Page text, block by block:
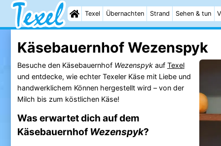
Texel Übernachten Strand Sehen & tun
Käsebauernhof Wezenspyk
Besuche den Käsebauernhof Wezenspykauf Texel
und entdecke, wie echter Texeler Käse mit Liebe und
handwerklichem Können hergestellt wird – von der
Milch bis zum köstlichen Käse!
Was erwartet dich auf dem
KäsebauernhofWezenspyk?